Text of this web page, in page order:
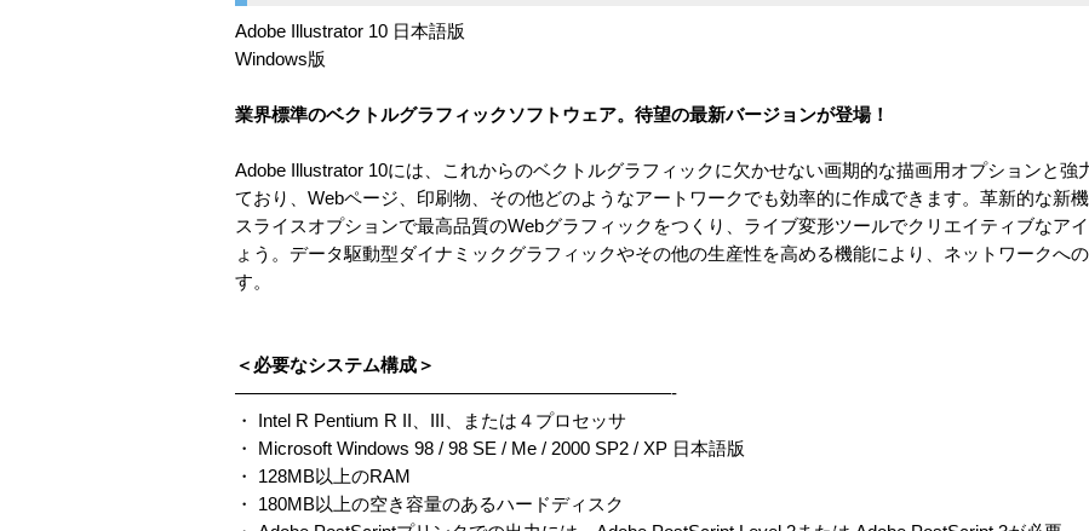
Adobe Illustrator 10 日本語版
Windows版
業界標準のベクトルグラフィックソフトウェア。待望の最新バージョンが登場！
Adobe Illustrator 10には、これからのベクトルグラフィックに欠かせない画期的な描画用オプションと強
ており、Webページ、印刷物、その他どのようなアートワークでも効率的に作成できます。革新的な新
スライスオプションで最高品質のWebグラフィックをつくり、ライブ変形ツールでクリエイティブなア
ょう。データ駆動型ダイナミックグラフィックやその他の生産性を高める機能により、ネットワークへ
す。
＜必要なシステム構成＞
————————————————————————-
・ Intel R Pentium R II、III、または４プロセッサ
・ Microsoft Windows 98 / 98 SE / Me / 2000 SP2 / XP 日本語版
・ 128MB以上のRAM
・ 180MB以上の空き容量のあるハードディスク